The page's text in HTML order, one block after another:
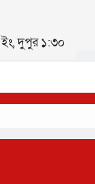
ইং, দুপুর ১:৩০